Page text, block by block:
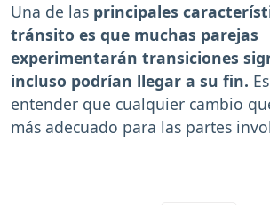
Una de las principales
tránsito es que muchas parejas
experimentarán transiciones
incluso podrían llegar a su fin.
entender que cualquier cambio
más adecuado para las partes